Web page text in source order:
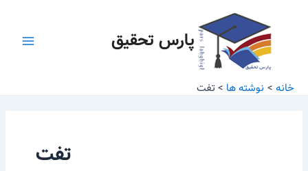
پارس تحقیق
خانه نوشته ها تفت
تفت